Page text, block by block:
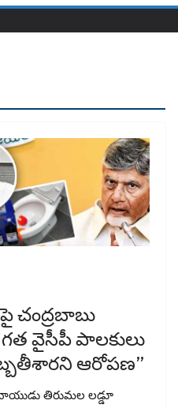
చంద్రబాబు
వైసీపీ పాలకులు
ఆరోపణ”
తిరుమల లడ్డూ